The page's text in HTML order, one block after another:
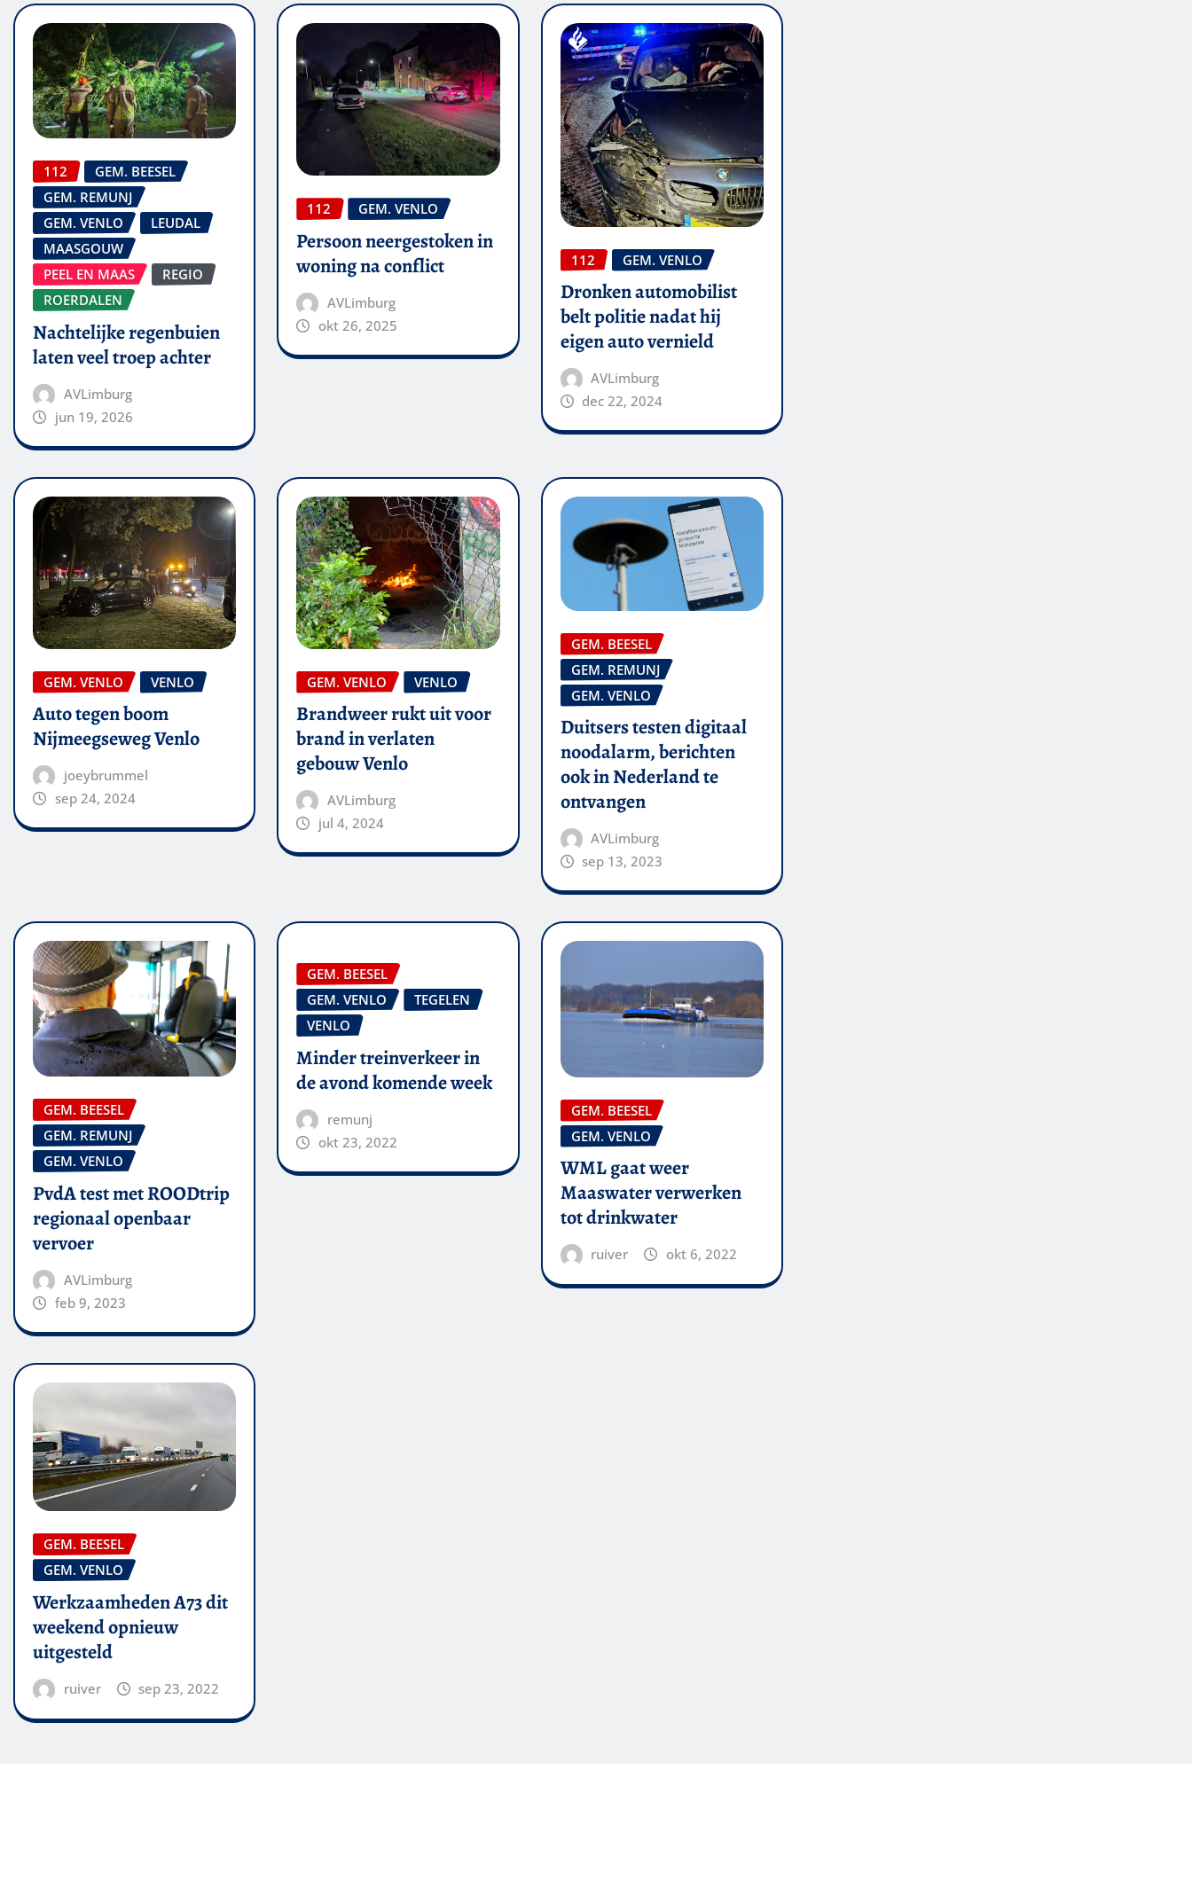
112
GEM. BEESEL
GEM. REMUNJ
GEM. VENLO
LEUDAL
MAASGOUW
PEEL EN MAAS
REGIO
ROERDALEN
Nachtelijke regenbuien
laten veel troep achter
AVLimburg
jun 19, 2026
112 GEM. VENLO
Persoon neergestoken in
woning na conflict
AVLimburg
okt 26, 2025
112 GEM. VENLO
Dronken automobilist
belt politie nadat hij
eigen auto vernield
AVLimburg
dec 22, 2024
GEM. VENLO VENLO
Auto tegen boom
Nijmeegseweg Venlo
joeybrummel
sep 24, 2024
GEM. VENLO VENLO
Brandweer rukt uit voor
brand in verlaten
gebouw Venlo
AVLimburg
jul 4, 2024
GEM. BEESEL
GEM. REMUNJ
GEM. VENLO
Duitsers testen digitaal
noodalarm, berichten
ook in Nederland te
ontvangen
AVLimburg
sep 13, 2023
GEM. BEESEL
GEM. REMUNJ
GEM. VENLO
PvdA test met ROODtrip
regionaal openbaar
vervoer
AVLimburg
feb 9, 2023
GEM. BEESEL
GEM. VENLO
TEGELEN
VENLO
Minder treinverkeer in
de avond komende week
remunj
okt 23, 2022
GEM. BEESEL
GEM. VENLO
WML gaat weer
Maaswater verwerken
tot drinkwater
ruiver okt 6, 2022
GEM. BEESEL
GEM. VENLO
Werkzaamheden A73 dit
weekend opnieuw
uitgesteld
ruiver sep 23, 2022